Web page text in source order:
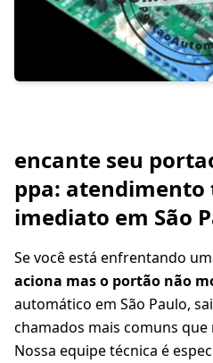
encante seu
ppa: atendimento
imediato em São
Se você está enfrentando
aciona mas o portão não
automático em São Paulo,
chamados mais comuns
Nossa equipe técnica é